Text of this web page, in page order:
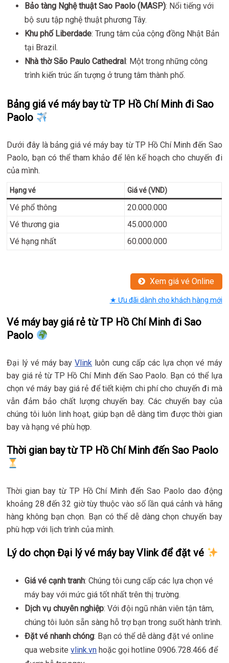
Bảo tàng Nghệ thuật Sao Paolo (MASP): Nổi tiếng với
bộ sưu tập nghệ thuật phương Tây.
Khu phố Liberdade: Trung tâm của cộng đồng Nhật Bản
tại Brazil.
Nhà thờ São Paulo Cathedral: Một trong những công
trình kiến trúc ấn tượng ở trung tâm thành phố.
Bảng giá vé máy bay từ TP Hồ Chí Minh đi Sao
Paolo
Dưới đây là bảng giá vé máy bay từ TP Hồ Chí Minh đến Sao
Paolo, bạn có thể tham khảo để lên kế hoạch cho chuyến đi
của mình.
Hạng vé Giá vé (VND)
Vé phổ thông
20.000.000
Vé thương gia
45.000.000
Vé hạng nhất
60.000.000
Xem giá vé Online
★ Ưu đãi dành cho khách hàng mới
Vé máy bay giá rẻ từ TP Hồ Chí Minh đi Sao
Paolo
Đại lý vé máy bayVlink luôn cung cấp các lựa chọn vé máy
bay giá rẻ từ TP Hồ Chí Minh đến Sao Paolo. Bạn có thể lựa
chọn vé máy bay giá rẻ để tiết kiệm chi phí cho chuyến đi mà
vẫn đảm bảo chất lượng chuyến bay. Các chuyến bay của
chúng tôi luôn linh hoạt, giúp bạn dễ dàng tìm được thời gian
bay và hạng vé phù hợp.
Thời gian bay từ TP Hồ Chí Minh đến Sao Paolo
Thời gian bay từ TP Hồ Chí Minh đến Sao Paolo dao động
khoảng 28 đến 32 giờ tùy thuộc vào số lần quá cảnh và hãng
hàng không bạn chọn. Bạn có thể dễ dàng chọn chuyến bay
phù hợp với lịch trình của mình.
Lý do chọn Đại lý vé máy bay Vlink để đặt vé
Giá vé cạnh tranh: Chúng tôi cung cấp các lựa chọn vé
máy bay với mức giá tốt nhất trên thị trường.
Dịch vụ chuyên nghiệp: Với đội ngũ nhân viên tận tâm,
chúng tôi luôn sẵn sàng hỗ trợ bạn trong suốt hành trình.
Đặt vé nhanh chóng: Bạn có thể dễ dàng đặt vé online
qua websitevlink.vn hoặc gọi hotline 0906.728.466 để